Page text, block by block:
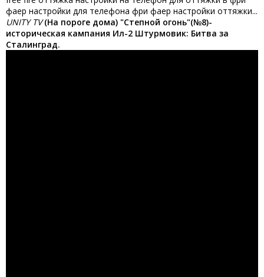
фаер настройки для телефона фри фаер настройки оттяжки...
UNITY TV (На пороге дома) "Степной огонь"(№8)-
историческая кампания Ил-2 Штурмовик: Битва за
Сталинград.